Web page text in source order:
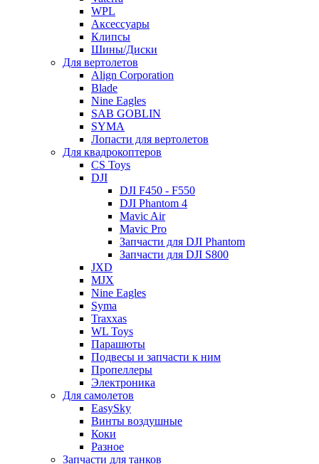
WPL
Аксессуары
Клипсы
Шины/Диски
Для вертолетов
Align Corporation
Blade
Nine Eagles
SAB GOBLIN
SYMA
Лопасти для вертолетов
Для квадрокоптеров
CS Toys
DJI
DJI F450 - F550
DJI Phantom 4
Mavic Air
Mavic Pro
Запчасти для DJI Phantom
Запчасти для DJI S800
JXD
MJX
Nine Eagles
Syma
Traxxas
WL Toys
Парашюты
Подвесы и запчасти к ним
Пропеллеры
Электроника
Для самолетов
EasySky
Винты воздушные
Коки
Разное
Запчасти для танков